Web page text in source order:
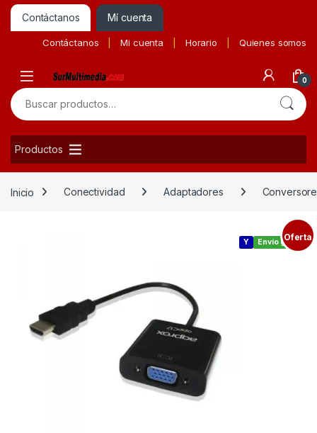
Contáctanos Mí cuenta
Contáctanos Mi cuenta Horario Quienes somos
0
Buscar por:
Productos
Inicio Conectividad Adaptadores
Envío gratis
Y Oferta